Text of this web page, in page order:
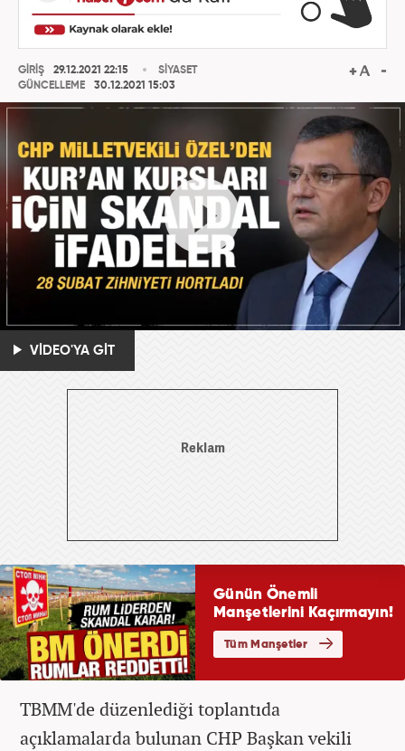
GİRİŞ
29.12.2021 22:15
GÜNCELLEME
30.12.2021 15:03
SİYASET
VİDEO'YA GİT
TBMM'de düzenlediği toplantıda
açıklamalarda bulunan CHP Başkan vekili